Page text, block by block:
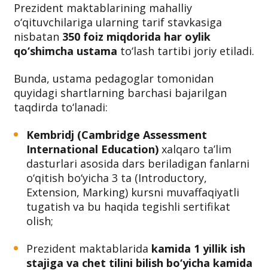
Prezident maktablarining mahalliy
o‘qituvchilariga ularning tarif stavkasiga
nisbatan 350 foiz miqdorida har oylik
qo‘shimcha ustama to‘lash tartibi joriy etiladi.
Bunda, ustama pedagoglar tomonidan
quyidagi shartlarning barchasi bajarilgan
taqdirda to‘lanadi:
Kembridj (Cambridge Assessment
International Education) xalqaro ta’lim
dasturlari asosida dars beriladigan fanlarni
o‘qitish bo‘yicha 3 ta (Introductory,
Extension, Marking) kursni muvaffaqiyatli
tugatish va bu haqida tegishli sertifikat
olish;
Prezident maktablarida kamida 1 yillik ish
stajiga va chet tilini bilish bo‘yicha kamida